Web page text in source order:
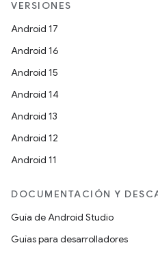
VERSIONES
Android 17
Android 16
Android 15
Android 14
Android 13
Android 12
Android 11
DOCUMENTACIÓN Y
Guía de Android Studio
Guías para desarrolladores